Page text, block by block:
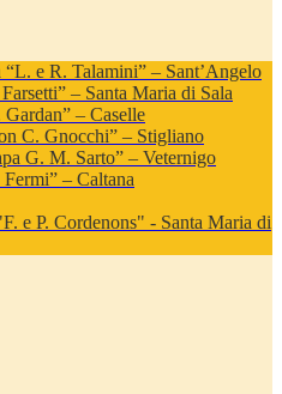
“L. e R. Talamini” – Sant’Angelo
– Santa Maria di Sala
– Caselle
C. Gnocchi” – Stigliano
G. M. Sarto” – Veternigo
– Caltana
e P. Cordenons" - Santa Maria di